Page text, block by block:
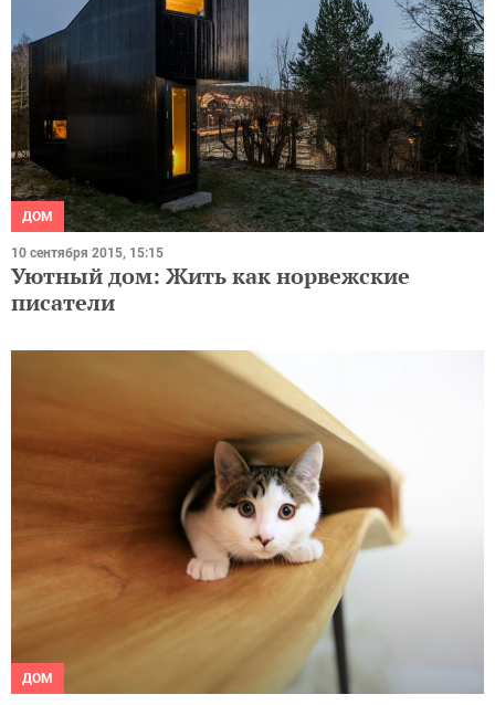
ДОМ
10 сентября 2015, 15:15
Уютный дом: Жить как норвежские
писатели
ДОМ